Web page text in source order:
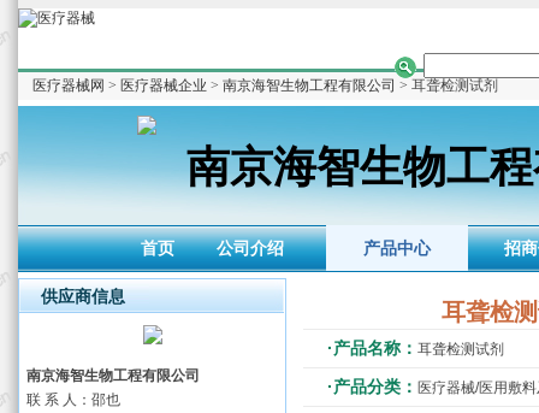
医疗器械网 > 医疗器械企业 > 南京海智生物工程有限公司 > 耳聋检测试剂
南京海智生物工
首页 公司介绍 产品中心 招
耳聋检
·产品名称： 耳聋检测试剂
·产品分类： 医疗器械/医用敷
供应商信息
南京海智生物工程有限公司
联 系 人：邵也